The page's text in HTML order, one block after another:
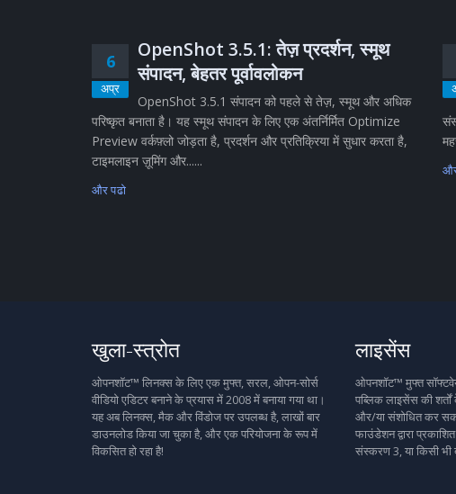
6
अप्र
OpenShot 3.5.1: तेज़ प्रदर्शन, स्मूथ
संपादन, बेहतर पूर्वावलोकन
OpenShot 3.5.1 संपादन को पहले से तेज़, स्मूथ और अधिक
परिष्कृत बनाता है। यह स्मूथ संपादन के लिए एक अंतर्निर्मित Optimize
Preview वर्कफ़्लो जोड़ता है, प्रदर्शन और प्रतिक्रिया में सुधार करता है,
टाइमलाइन ज़ूमिंग और......
और पढो
खुला-स्त्रोत
ओपनशॉट™ लिनक्स के लिए एक मुफ्त, सरल, ओपन-सोर्स
वीडियो एडिटर बनाने के प्रयास में 2008 में बनाया गया था।
यह अब लिनक्स, मैक और विंडोज पर उपलब्ध है, लाखों बार
डाउनलोड किया जा चुका है, और एक परियोजना के रूप में
विकसित हो रहा है!
लाइसेंस
ओपनशॉट™ मुफ्त
पब्लिक लाइसेंस की
और/या संशोधित कर
फाउंडेशन द्वारा
संस्करण 3, या किसी